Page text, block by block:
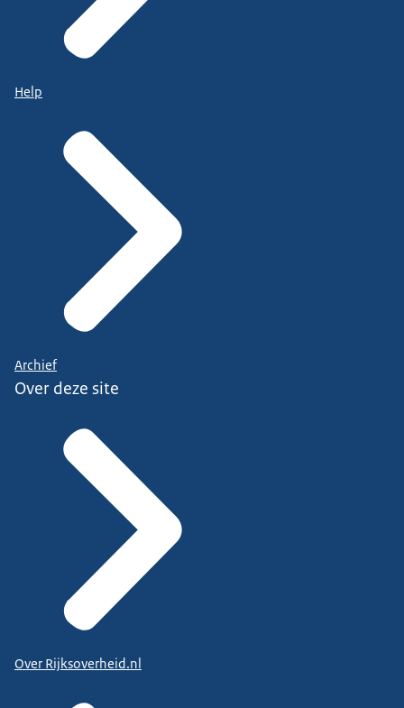
Help
Archief
Over deze site
Over Rijksoverheid.nl